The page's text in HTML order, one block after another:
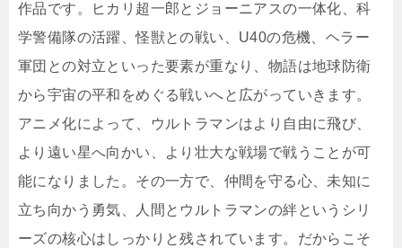
作品です。ヒカリ超一郎とジョーニアスの一体化、科
学警備隊の活躍、怪獣との戦い、U40の危機、ヘラー
軍団との対立といった要素が重なり、物語は地球防衛
から宇宙の平和をめぐる戦いへと広がっていきます。
アニメ化によって、ウルトラマンはより自由に飛び、
より遠い星へ向かい、より壮大な戦場で戦うことが可
能になりました。その一方で、仲間を守る心、未知に
立ち向かう勇気、人間とウルトラマンの絆というシリ
ーズの核心はしっかりと残されています。だからこそ